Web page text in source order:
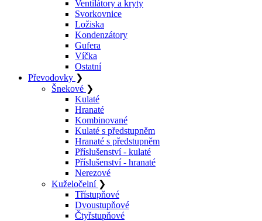
Ventilátory a kryty
Svorkovnice
Ložiska
Kondenzátory
Gufera
Víčka
Ostatní
Převodovky ❯
Šnekové ❯
Kulaté
Hranaté
Kombinované
Kulaté s předstupněm
Hranaté s předstupněm
Příslušenství - kulaté
Příslušenství - hranaté
Nerezové
Kuželočelní ❯
Třístupňové
Dvoustupňové
Čtyřstupňové